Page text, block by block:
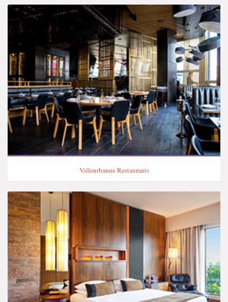
Villeurbanne Restaurants